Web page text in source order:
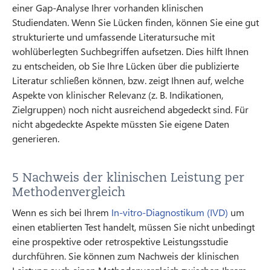
einer Gap-Analyse Ihrer vorhanden klinischen
Studiendaten. Wenn Sie Lücken finden, können Sie eine gut
strukturierte und umfassende Literatursuche mit
wohlüberlegten Suchbegriffen aufsetzen. Dies hilft Ihnen
zu entscheiden, ob Sie Ihre Lücken über die publizierte
Literatur schließen können, bzw. zeigt Ihnen auf, welche
Aspekte von klinischer Relevanz (z. B. Indikationen,
Zielgruppen) noch nicht ausreichend abgedeckt sind. Für
nicht abgedeckte Aspekte müssten Sie eigene Daten
generieren.
5 Nachweis der klinischen Leistung per
Methodenvergleich
Wenn es sich bei Ihrem In-vitro-Diagnostikum (IVD) um
einen etablierten Test handelt, müssen Sie nicht unbedingt
eine prospektive oder retrospektive Leistungsstudie
durchführen. Sie können zum Nachweis der klinischen